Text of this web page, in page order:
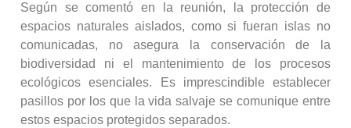
Según se comentó en la reunión, la protección de
espacios naturales aislados, como si fueran islas no
comunicadas, no asegura la conservación de la
biodiversidad ni el mantenimiento de los procesos
ecológicos esenciales. Es imprescindible establecer
pasillos por los que la vida salvaje se comunique entre
estos espacios protegidos separados.